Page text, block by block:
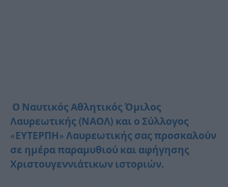
Ο Ναυτικός Αθλητικός Όμιλος
Λαυρεωτικής (ΝΑΟΛ) και ο Σύλλογος
«ΕΥΤΕΡΠΗ» Λαυρεωτικής σας προσκαλούν
σε ημέρα παραμυθιού και αφήγησης
Χριστουγεννιάτικων ιστοριών.